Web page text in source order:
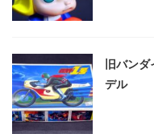
旧バン
デル